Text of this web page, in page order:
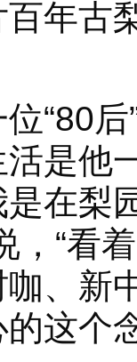
古梨
后”
是他
在梨
，“看
、新
这个